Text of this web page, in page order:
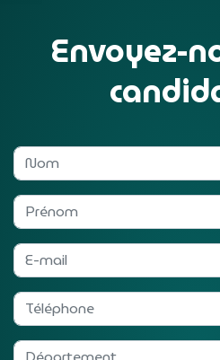
Envoyez-